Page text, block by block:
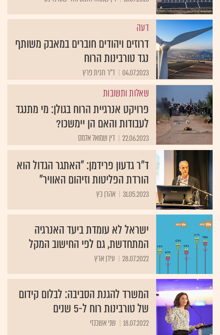
דעה
דרוזים ויהודים חוברים במאבק משותף
נגד טורבינות הרוח
04.07.2023 ד"ר חגית פרץ
שאלות ותשובות
פרויקט אנרגיית הרוח בגולן: מי מתנגד
לעבודות והאם הן יימשכו?
22.06.2023 דין שמואל אלמס
ד"ר גדעון פרידמן: "האתגר הגדול הוא
הורדת הפליטות וזיהום האוויר"
31.05.2023 אהרן כץ
ישראל לא עומדת ביעד האנרגיה
המתחדשת, גם לפי החישוב המקל
28.07.2022 עידן ארץ
המשרד להגנת הסביבה: לבלום קידום
של טורבינות רוח ל-5 שנים
18.07.2022 שני אשכנזי